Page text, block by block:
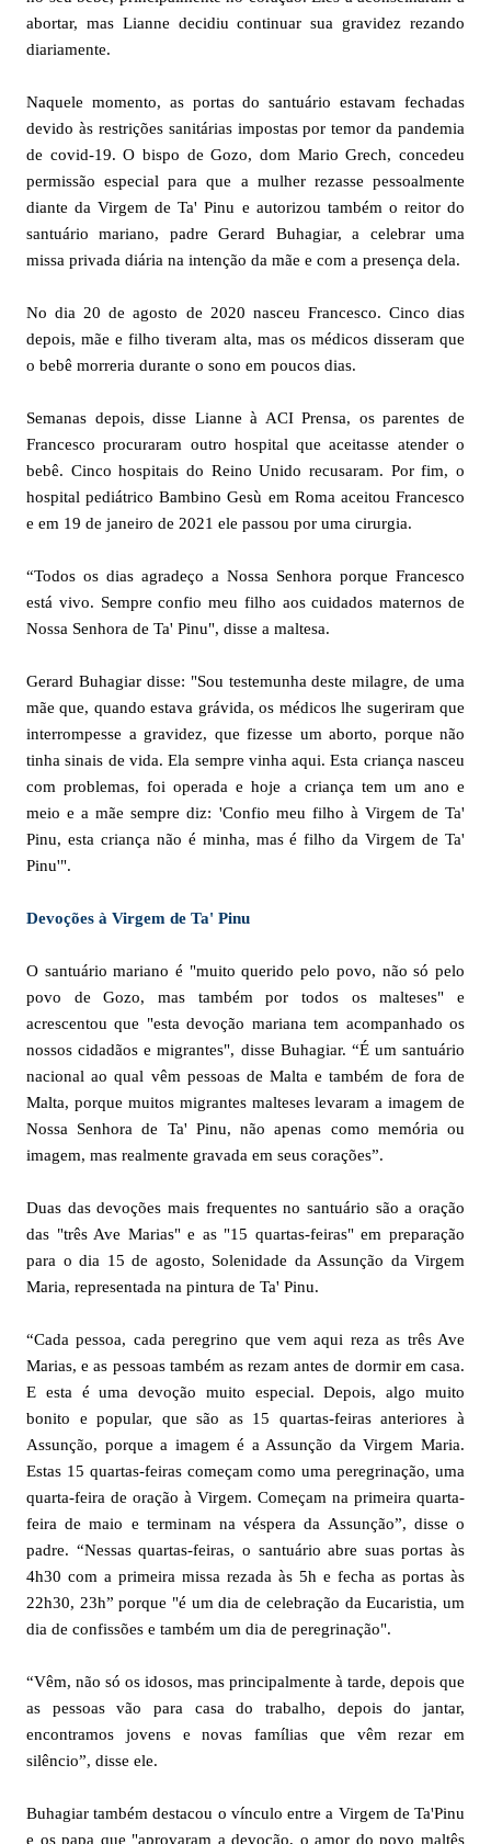
abortar, mas Lianne decidiu continuar sua gravidez rezando
diariamente.
Naquele momento, as portas do santuário estavam fechadas
devido às restrições sanitárias impostas por temor da pandemia
de covid-19. O bispo de Gozo, dom Mario Grech, concedeu
permissão especial para que a mulher rezasse pessoalmente
diante da Virgem de Ta' Pinu e autorizou também o reitor do
santuário mariano, padre Gerard Buhagiar, a celebrar uma
missa privada diária na intenção da mãe e com a presença dela.
No dia 20 de agosto de 2020 nasceu Francesco. Cinco dias
depois, mãe e filho tiveram alta, mas os médicos disseram que
o bebê morreria durante o sono em poucos dias.
Semanas depois, disse Lianne à ACI Prensa, os parentes de
Francesco procuraram outro hospital que aceitasse atender o
bebê. Cinco hospitais do Reino Unido recusaram. Por fim, o
hospital pediátrico Bambino Gesù em Roma aceitou Francesco
e em 19 de janeiro de 2021 ele passou por uma cirurgia.
“Todos os dias agradeço a Nossa Senhora porque Francesco
está vivo. Sempre confio meu filho aos cuidados maternos de
Nossa Senhora de Ta' Pinu", disse a maltesa.
Gerard Buhagiar disse: "Sou testemunha deste milagre, de uma
mãe que, quando estava grávida, os médicos lhe sugeriram que
interrompesse a gravidez, que fizesse um aborto, porque não
tinha sinais de vida. Ela sempre vinha aqui. Esta criança nasceu
com problemas, foi operada e hoje a criança tem um ano e
meio e a mãe sempre diz: 'Confio meu filho à Virgem de Ta'
Pinu, esta criança não é minha, mas é filho da Virgem de Ta'
Pinu'".
Devoções à Virgem de Ta' Pinu
O santuário mariano é "muito querido pelo povo, não só pelo
povo de Gozo, mas também por todos os malteses" e
acrescentou que "esta devoção mariana tem acompanhado os
nossos cidadãos e migrantes", disse Buhagiar. “É um santuário
nacional ao qual vêm pessoas de Malta e também de fora de
Malta, porque muitos migrantes malteses levaram a imagem de
Nossa Senhora de Ta' Pinu, não apenas como memória ou
imagem, mas realmente gravada em seus corações”.
Duas das devoções mais frequentes no santuário são a oração
das "três Ave Marias" e as "15 quartas-feiras" em preparação
para o dia 15 de agosto, Solenidade da Assunção da Virgem
Maria, representada na pintura de Ta' Pinu.
“Cada pessoa, cada peregrino que vem aqui reza as três Ave
Marias, e as pessoas também as rezam antes de dormir em casa.
E esta é uma devoção muito especial. Depois, algo muito
bonito e popular, que são as 15 quartas-feiras anteriores à
Assunção, porque a imagem é a Assunção da Virgem Maria.
Estas 15 quartas-feiras começam como uma peregrinação, uma
quarta-feira de oração à Virgem. Começam na primeira quarta-
feira de maio e terminam na véspera da Assunção”, disse o
padre. “Nessas quartas-feiras, o santuário abre suas portas às
4h30 com a primeira missa rezada às 5h e fecha as portas às
22h30, 23h” porque "é um dia de celebração da Eucaristia, um
dia de confissões e também um dia de peregrinação".
“Vêm, não só os idosos, mas principalmente à tarde, depois que
as pessoas vão para casa do trabalho, depois do jantar,
encontramos jovens e novas famílias que vêm rezar em
silêncio”, disse ele.
Buhagiar também destacou o vínculo entre a Virgem de Ta'Pinu
e os papa que "aprovaram a devoção, o amor do povo maltês